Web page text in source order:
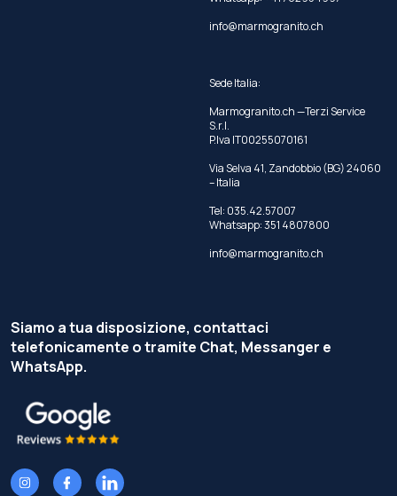
info@marmogranito.ch
Sede Italia:
Marmogranito.ch —Terzi Service
S.r.l.
P.Iva IT00255070161
Via Selva 41, Zandobbio (BG) 24060
– Italia
Tel: 035.42.57007
Whatsapp:351 4807800
info@marmogranito.ch
Siamo a tua disposizione, contattaci
telefonicamente o tramite Chat, Messanger e
WhatsApp.